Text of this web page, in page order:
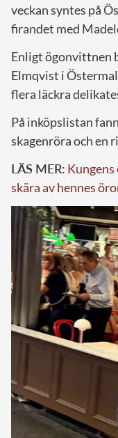
veckan syntes på
firandet med
Enligt ögonvittnen
Elmqvist i
flera läckra
På inköpslistan
skagenröra och en
LÄS MER: Kungens
skära av hennes